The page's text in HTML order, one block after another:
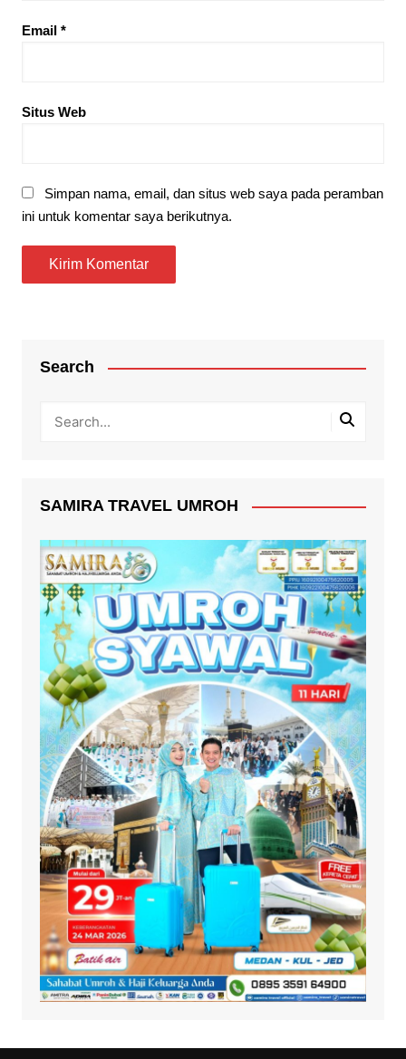
Email *
Situs Web
Simpan nama, email, dan situs web saya pada peramban
ini untuk komentar saya berikutnya.
Search
SAMIRA TRAVEL UMROH